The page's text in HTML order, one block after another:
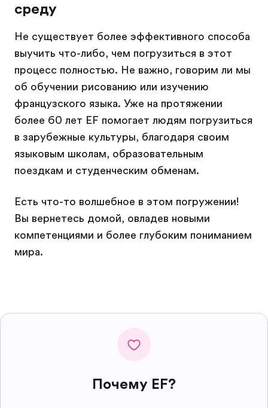
среду
Не существует более эффективного способа
выучить что-либо, чем погрузиться в этот
процесс полностью. Не важно, говорим ли мы
об обучении рисованию или изучению
французского языка. Уже на протяжении
более 60 лет EF помогает людям погрузиться
в зарубежные культуры, благодаря своим
языковым школам, образовательным
поездкам и студенческим обменам.
Есть что-то волшебное в этом погружении!
Вы вернетесь домой, овладев новыми
компетенциями и более глубоким пониманием
мира.
Почему EF?